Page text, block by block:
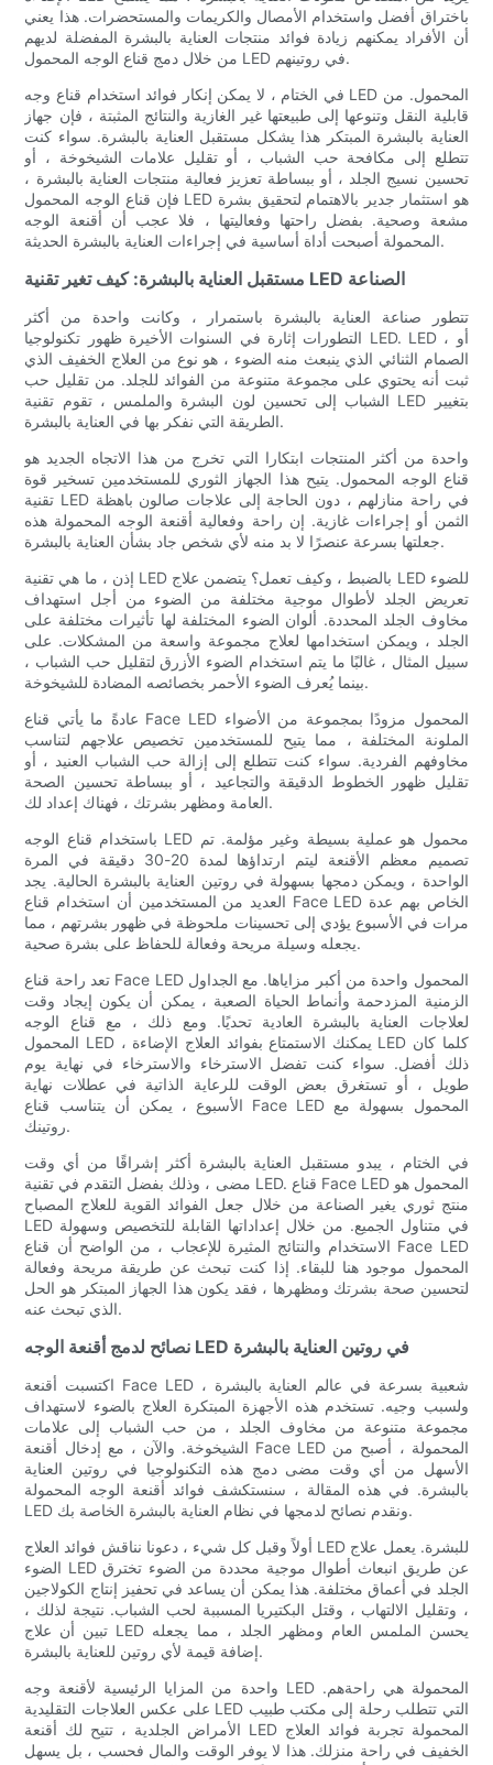
باختراق أفضل واستخدام الأمصال والكريمات والمستحضرات. هذا يعني
أن الأفراد يمكنهم زيادة فوائد منتجات العناية بالبشرة المفضلة لديهم
من خلال دمج قناع الوجه المحمول LED في روتينهم.
في الختام ، لا يمكن إنكار فوائد استخدام قناع وجه LED المحمول. من
قابلية النقل وتنوعها إلى طبيعتها غير الغازية والنتائج المثبتة ، فإن جهاز
العناية بالبشرة المبتكر هذا يشكل مستقبل العناية بالبشرة. سواء كنت
تتطلع إلى مكافحة حب الشباب ، أو تقليل علامات الشيخوخة ، أو
تحسين نسيج الجلد ، أو ببساطة تعزيز فعالية منتجات العناية بالبشرة ،
فإن قناع الوجه المحمول LED هو استثمار جدير بالاهتمام لتحقيق بشرة
مشعة وصحية. بفضل راحتها وفعاليتها ، فلا عجب أن أقنعة الوجه
المحمولة أصبحت أداة أساسية في إجراءات العناية بالبشرة الحديثة.
مستقبل العناية بالبشرة: كيف تغير تقنية LED الصناعة
تتطور صناعة العناية بالبشرة باستمرار ، وكانت واحدة من أكثر
التطورات إثارة في السنوات الأخيرة ظهور تكنولوجيا LED. LED ، أو
الصمام الثنائي الذي ينبعث منه الضوء ، هو نوع من العلاج الخفيف الذي
ثبت أنه يحتوي على مجموعة متنوعة من الفوائد للجلد. من تقليل حب
الشباب إلى تحسين لون البشرة والملمس ، تقوم تقنية LED بتغيير
الطريقة التي نفكر بها في العناية بالبشرة.
واحدة من أكثر المنتجات ابتكارا التي تخرج من هذا الاتجاه الجديد هو
قناع الوجه المحمول. يتيح هذا الجهاز الثوري للمستخدمين تسخير قوة
تقنية LED في راحة منازلهم ، دون الحاجة إلى علاجات صالون باهظة
الثمن أو إجراءات غازية. إن راحة وفعالية أقنعة الوجه المحمولة هذه
جعلتها بسرعة عنصرًا لا بد منه لأي شخص جاد بشأن العناية بالبشرة.
إذن ، ما هي تقنية LED بالضبط ، وكيف تعمل؟ يتضمن علاج LED للضوء
تعريض الجلد لأطوال موجية مختلفة من الضوء من أجل استهداف
مخاوف الجلد المحددة. ألوان الضوء المختلفة لها تأثيرات مختلفة على
الجلد ، ويمكن استخدامها لعلاج مجموعة واسعة من المشكلات. على
سبيل المثال ، غالبًا ما يتم استخدام الضوء الأزرق لتقليل حب الشباب ،
بينما يُعرف الضوء الأحمر بخصائصه المضادة للشيخوخة.
عادةً ما يأتي قناع Face LED المحمول مزودًا بمجموعة من الأضواء
الملونة المختلفة ، مما يتيح للمستخدمين تخصيص علاجهم لتناسب
مخاوفهم الفردية. سواء كنت تتطلع إلى إزالة حب الشباب العنيد ، أو
تقليل ظهور الخطوط الدقيقة والتجاعيد ، أو ببساطة تحسين الصحة
العامة ومظهر بشرتك ، فهناك إعداد لك.
باستخدام قناع الوجه LED محمول هو عملية بسيطة وغير مؤلمة. تم
تصميم معظم الأقنعة ليتم ارتداؤها لمدة 20-30 دقيقة في المرة
الواحدة ، ويمكن دمجها بسهولة في روتين العناية بالبشرة الحالية. يجد
العديد من المستخدمين أن استخدام قناع Face LED الخاص بهم عدة
مرات في الأسبوع يؤدي إلى تحسينات ملحوظة في ظهور بشرتهم ، مما
يجعله وسيلة مريحة وفعالة للحفاظ على بشرة صحية.
تعد راحة قناع Face LED المحمول واحدة من أكبر مزاياها. مع الجداول
الزمنية المزدحمة وأنماط الحياة الصعبة ، يمكن أن يكون إيجاد وقت
لعلاجات العناية بالبشرة العادية تحديًا. ومع ذلك ، مع قناع الوجه
المحمول LED ، يمكنك الاستمتاع بفوائد العلاج الإضاءة LED كلما كان
ذلك أفضل. سواء كنت تفضل الاسترخاء والاسترخاء في نهاية يوم
طويل ، أو تستغرق بعض الوقت للرعاية الذاتية في عطلات نهاية
الأسبوع ، يمكن أن يتناسب قناع Face LED المحمول بسهولة مع
روتينك.
في الختام ، يبدو مستقبل العناية بالبشرة أكثر إشراقًا من أي وقت
مضى ، وذلك بفضل التقدم في تقنية LED. قناع Face LED المحمول هو
منتج ثوري يغير الصناعة من خلال جعل الفوائد القوية للعلاج المصباح
LED في متناول الجميع. من خلال إعداداتها القابلة للتخصيص وسهولة
الاستخدام والنتائج المثيرة للإعجاب ، من الواضح أن قناع Face LED
المحمول موجود هنا للبقاء. إذا كنت تبحث عن طريقة مريحة وفعالة
لتحسين صحة بشرتك ومظهرها ، فقد يكون هذا الجهاز المبتكر هو الحل
الذي تبحث عنه.
نصائح لدمج أقنعة الوجه LED في روتين العناية بالبشرة
اكتسبت أقنعة Face LED شعبية بسرعة في عالم العناية بالبشرة ،
ولسبب وجيه. تستخدم هذه الأجهزة المبتكرة العلاج بالضوء لاستهداف
مجموعة متنوعة من مخاوف الجلد ، من حب الشباب إلى علامات
الشيخوخة. والآن ، مع إدخال أقنعة Face LED المحمولة ، أصبح من
الأسهل من أي وقت مضى دمج هذه التكنولوجيا في روتين العناية
بالبشرة. في هذه المقالة ، سنستكشف فوائد أقنعة الوجه المحمولة
LED ونقدم نصائح لدمجها في نظام العناية بالبشرة الخاصة بك.
أولاً وقبل كل شيء ، دعونا نناقش فوائد العلاج LED للبشرة. يعمل علاج
الضوء LED عن طريق انبعاث أطوال موجية محددة من الضوء تخترق
الجلد في أعماق مختلفة. هذا يمكن أن يساعد في تحفيز إنتاج الكولاجين
، وتقليل الالتهاب ، وقتل البكتيريا المسببة لحب الشباب. نتيجة لذلك ،
تبين أن علاج LED يحسن الملمس العام ومظهر الجلد ، مما يجعله
إضافة قيمة لأي روتين للعناية بالبشرة.
واحدة من المزايا الرئيسية لأقنعة وجه LED المحمولة هي راحةهم.
على عكس العلاجات التقليدية LED التي تتطلب رحلة إلى مكتب طبيب
الأمراض الجلدية ، تتيح لك أقنعة LED المحمولة تجربة فوائد العلاج
الخفيف في راحة منزلك. هذا لا يوفر الوقت والمال فحسب ، بل يسهل